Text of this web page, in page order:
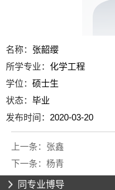
名称： 张韶缨
所学专业：化学工程
学位：硕士生
状态：毕业
发布时间： 2020-03-20
上一条： 张鑫
下一条： 杨青
同专业博导